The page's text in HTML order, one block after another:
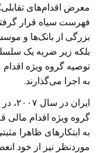
معرض اقدام‌های
فهرست سیاه قرار
بزرگی از بانک‌ها و
بلکه زیر ضربه یک
توصیه گروه ویژه
به اجرا می‌گذارند.
به ابتکار‌های ظاهرا
مورد‌نظر نیز از خود